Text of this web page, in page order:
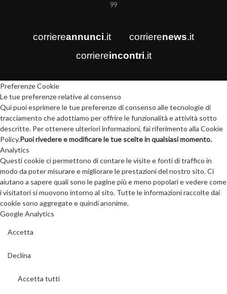
99
corriereannunci.it corrierenews.it
corriereincontri.it
Preferenze Cookie
Le tue preferenze relative al consenso
Qui puoi esprimere le tue preferenze di consenso alle tecnologie di
tracciamento che adottiamo per offrire le funzionalità e attività sotto
descritte. Per ottenere ulteriori informazioni, fai riferimento alla Cookie
Policy.Puoi rivedere e modificare le tue scelte in qualsiasi momento.
Analytics
Questi cookie ci permettono di contare le visite e fonti di traffico in
modo da poter misurare e migliorare le prestazioni del nostro sito. Ci
aiutano a sapere quali sono le pagine più e meno popolari e vedere come
i visitatori si muovono intorno al sito. Tutte le informazioni raccolte dai
cookie sono aggregate e quindi anonime.
Google Analytics
Accetta
Declina
Accetta tutti